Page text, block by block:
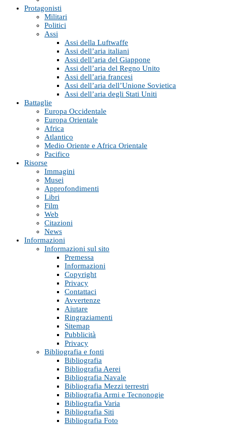
Protagonisti
Militari
Politici
Assi
Assi della Luftwaffe
Assi dell’aria italiani
Assi dell’aria del Giappone
Assi dell’aria del Regno Unito
Assi dell’aria francesi
Assi dell’aria dell’Unione Sovietica
Assi dell’aria degli Stati Uniti
Battaglie
Europa Occidentale
Europa Orientale
Africa
Atlantico
Medio Oriente e Africa Orientale
Pacifico
Risorse
Immagini
Musei
Approfondimenti
Libri
Film
Web
Citazioni
News
Informazioni
Informazioni sul sito
Premessa
Informazioni
Copyright
Privacy
Contattaci
Avvertenze
Aiutare
Ringraziamenti
Sitemap
Pubblicità
Privacy
Bibliografia e fonti
Bibliografia
Bibliografia Aerei
Bibliografia Navale
Bibliografia Mezzi terrestri
Bibliografia Armi e Tecnonogie
Bibliografia Varia
Bibliografia Siti
Bibliografia Foto